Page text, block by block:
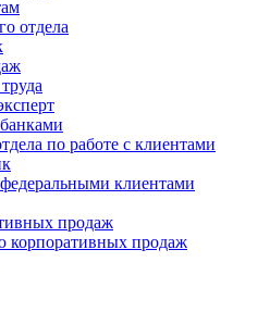
отдела
по работе с клиентами
клиентами
продаж
корпоративных продаж